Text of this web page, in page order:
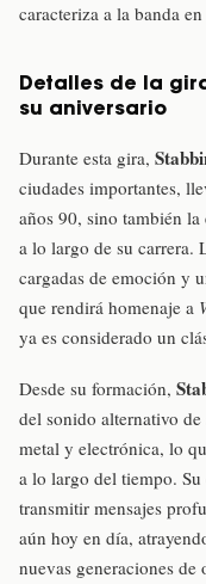
caracteriza a la banda
Detalles de la
su aniversario
Durante esta gira,
ciudades importantes,
años 90, sino también
a lo largo de su carrera.
cargadas de emoción y
que rendirá homenaje a
ya es considerado un
Desde su formación,
del sonido alternativo
metal y electrónica, lo
a lo largo del tiempo.
transmitir mensajes
aún hoy en día,
nuevas generaciones de